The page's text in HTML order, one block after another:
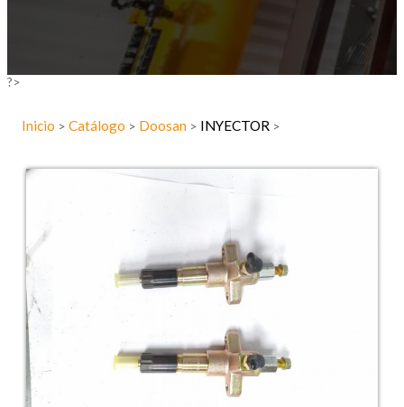
?>
Inicio > Catálogo > Doosan > INYECTOR >